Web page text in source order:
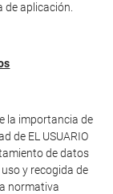
aplicación.
la importancia de
de EL USUARIO
de datos
y recogida de
normativa